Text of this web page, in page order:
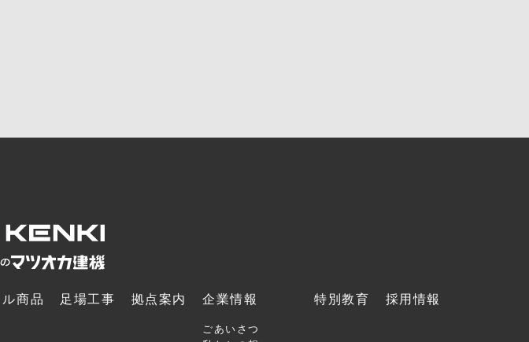
商品 足場工事 拠点案内 企業情報
ごあいさつ
特別教育 採用情報